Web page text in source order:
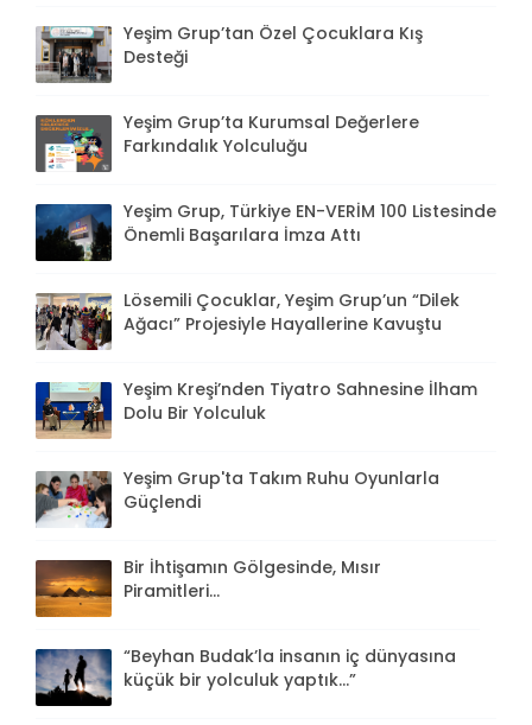
Yeşim Grup’tan Özel Çocuklara Kış
Desteği
Yeşim Grup’ta Kurumsal Değerlere
Farkındalık Yolculuğu
Yeşim Grup, Türkiye EN-VERİM 100 Listesinde
Önemli Başarılara İmza Attı
Lösemili Çocuklar, Yeşim Grup’un “Dilek
Ağacı” Projesiyle Hayallerine Kavuştu
Yeşim Kreşi’nden Tiyatro Sahnesine İlham
Dolu Bir Yolculuk
Yeşim Grup'ta Takım Ruhu Oyunlarla
Güçlendi
Bir İhtişamın Gölgesinde, Mısır
Piramitleri...
“Beyhan Budak’la insanın iç dünyasına
küçük bir yolculuk yaptık...”